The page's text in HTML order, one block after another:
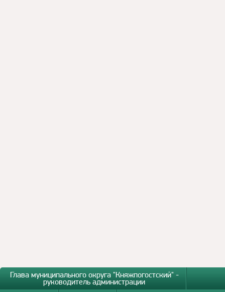
Глава муниципального округа "Княжпогостский" -
руководитель администрации